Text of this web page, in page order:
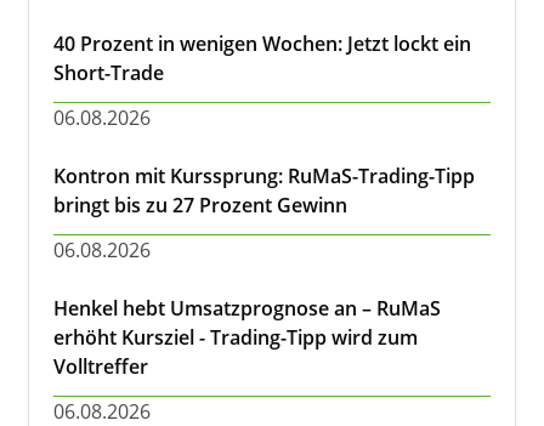
40 Prozent in wenigen Wochen: Jetzt lockt ein
Short-Trade
06.08.2026
Kontron mit Kurssprung: RuMaS-Trading-Tipp
bringt bis zu 27 Prozent Gewinn
06.08.2026
Henkel hebt Umsatzprognose an – RuMaS
erhöht Kursziel - Trading-Tipp wird zum
Volltreffer
06.08.2026